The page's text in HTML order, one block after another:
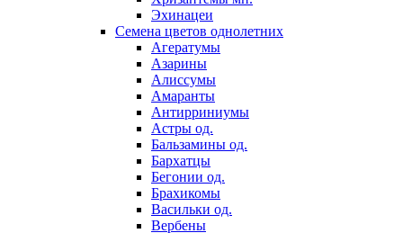
Эхинацеи
Семена цветов однолетних
Агератумы
Азарины
Алиссумы
Амаранты
Антирриниумы
Астры од.
Бальзамины од.
Бархатцы
Бегонии од.
Брахикомы
Васильки од.
Вербены